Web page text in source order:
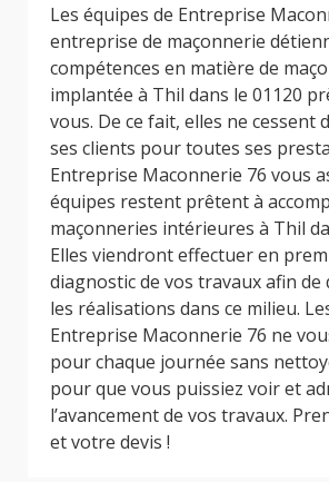
Les équipes de Entreprise
entreprise de maçonnerie
compétences en matière de
implantée à Thil dans le 01120
vous. De ce fait, elles ne cessent
ses clients pour toutes ses
Entreprise Maconnerie 76 vous
équipes restent prêtent à
maçonneries intérieures à Thil
Elles viendront effectuer en
diagnostic de vos travaux afin
les réalisations dans ce milieu.
Entreprise Maconnerie 76 ne
pour chaque journée sans
pour que vous puissiez voir et
l’avancement de vos travaux.
et votre devis !